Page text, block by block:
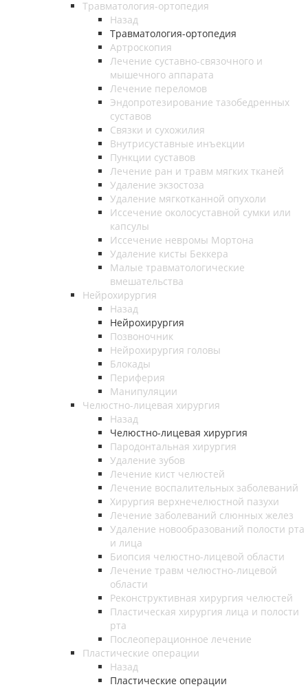
Травматология-ортопедия
Назад
Травматология-ортопедия
Артроскопия
Лечение суставно-связочного и
мышечного аппарата
Лечение переломов
Эндопротезирование тазобедренных
суставов
Связки и сухожилия
Внутрисуставные инъекции
Пункции суставов
Лечение ран и травм мягких тканей
Удаление экзостоза
Удаление мягкотканной опухоли
Иссечение околосуставной сумки или
капсулы
Иссечение невромы Мортона
Удаление кисты Беккера
Малые травматологические
вмешательства
Нейрохирургия
Назад
Нейрохирургия
Позвоночник
Нейрохирургия головы
Блокады
Периферия
Манипуляции
Челюстно-лицевая хирургия
Назад
Челюстно-лицевая хирургия
Пародонтальная хирургия
Удаление зубов
Лечение кист челюстей
Лечение воспалительных заболеваний
Хирургия верхнечелюстной пазухи
Лечение заболеваний слюнных желез
Удаление новообразований полости рта
и лица
Биопсия челюстно-лицевой области
Лечение травм челюстно-лицевой
области
Реконструктивная хирургия челюстей
Пластическая хирургия лица и полости
рта
Послеоперационное лечение
Пластические операции
Назад
Пластические операции